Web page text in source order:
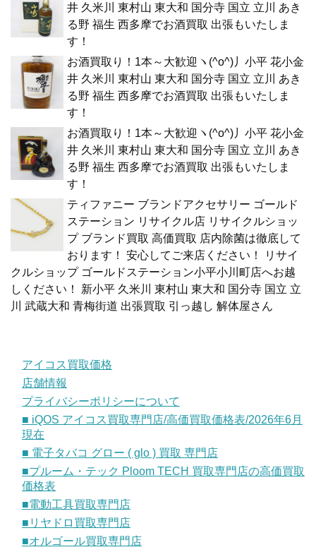
井 久米川 東村山 東大和 国分寺 国立 立川 あき
る野 福生 西多摩でお酒買取 出張もいたしま
す！
お酒買取り！1本～大歓迎ヽ(^o^)丿小平 花小金
井 久米川 東村山 東大和 国分寺 国立 立川 あき
る野 福生 西多摩でお酒買取 出張もいたしま
す！
お酒買取り！1本～大歓迎ヽ(^o^)丿小平 花小金
井 久米川 東村山 東大和 国分寺 国立 立川 あき
る野 福生 西多摩でお酒買取 出張もいたしま
す！
ティファニー ブランドアクセサリー ゴールド
ステーション リサイクル店 リサイクルショッ
プ ブランド買取 高価買取 店内除菌は徹底して
おります！ 安心してご来店ください！ リサイ
クルショップ ゴールドステーション小平小川町店へお越
しください！ 新小平 久米川 東村山 東大和 国分寺 国立 立
川 武蔵大和 青梅街道 出張買取 引っ越し 解体屋さん
アイコス買取価格
店舗情報
プライバシーポリシーについて
■ iQOS アイコス買取専門店/高価買取価格表/2026年6月
現在
■ 電子タバコ グロー ( glo ) 買取 専門店
■プルーム・テック Ploom TECH 買取専門店の高価買取
価格表
■電動工具買取専門店
■リヤドロ買取専門店
■オルゴール買取専門店